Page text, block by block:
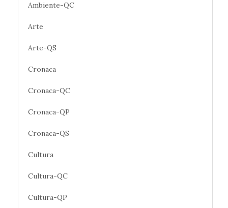
Ambiente-QC
Arte
Arte-QS
Cronaca
Cronaca-QC
Cronaca-QP
Cronaca-QS
Cultura
Cultura-QC
Cultura-QP